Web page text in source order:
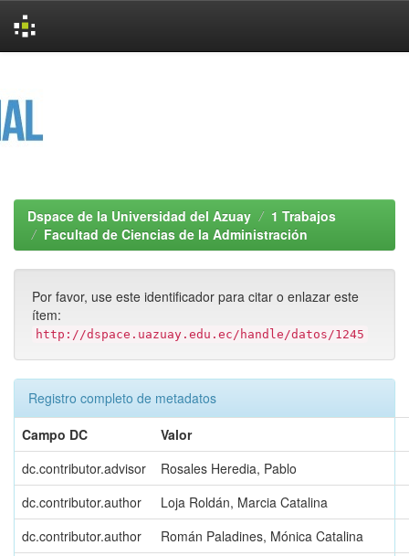
Dspace de la Universidad del Azuay
1 Trabajos
Facultad de Ciencias de la Administración
Por favor, use este identificador para citar o enlazar este
ítem:
http://dspace.uazuay.edu.ec/handle/datos/1245
Registro completo de metadatos
Campo DC
Valor
dc.contributor.advisor
Rosales Heredia, Pablo
dc.contributor.author
Loja Roldán, Marcia Catalina
dc.contributor.author
Román Paladines, Mónica Catalina